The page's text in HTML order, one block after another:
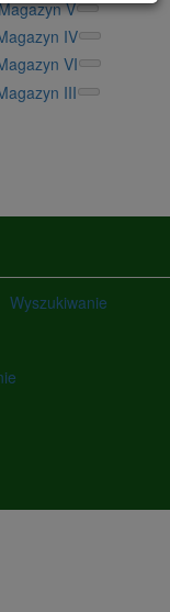
V
IV
VI
III
Wyszukiwanie